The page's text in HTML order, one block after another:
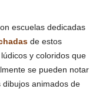
escuelas dedicadas
de estos
y coloridos que
se pueden notar
animados de